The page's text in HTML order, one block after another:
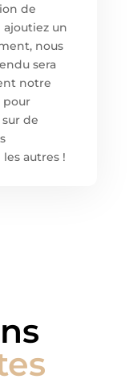
de
ajoutiez un
nous
sera
notre
pour
de
autres !